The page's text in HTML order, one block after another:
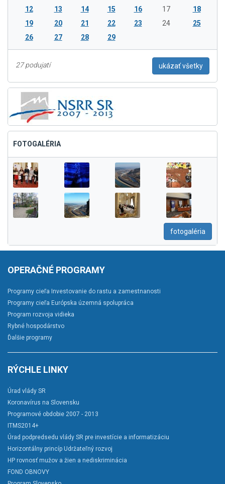
12
13 14 15 16 17
18
19
20 21 22 23 24
25
26
27 28 29
27 podujatí ukázať všetky
FOTOGALÉRIA
fotogaléria
OPERAČNÉ PROGRAMY
Programy cieľa Investovanie do rastu a zamestnanosti
Programy cieľa Európska územná spolupráca
Program rozvoja vidieka
Rybné hospodárstvo
Ďalšie programy
RÝCHLE LINKY
Úrad vlády SR
Koronavírus na Slovensku
Programové obdobie 2007 - 2013
ITMS2014+
Úrad podpredsedu vlády SR pre investície a informatizáciu
Horizontálny princíp Udržateľný rozvoj
HP rovnosť mužov a žien a nediskriminácia
FOND OBNOVY